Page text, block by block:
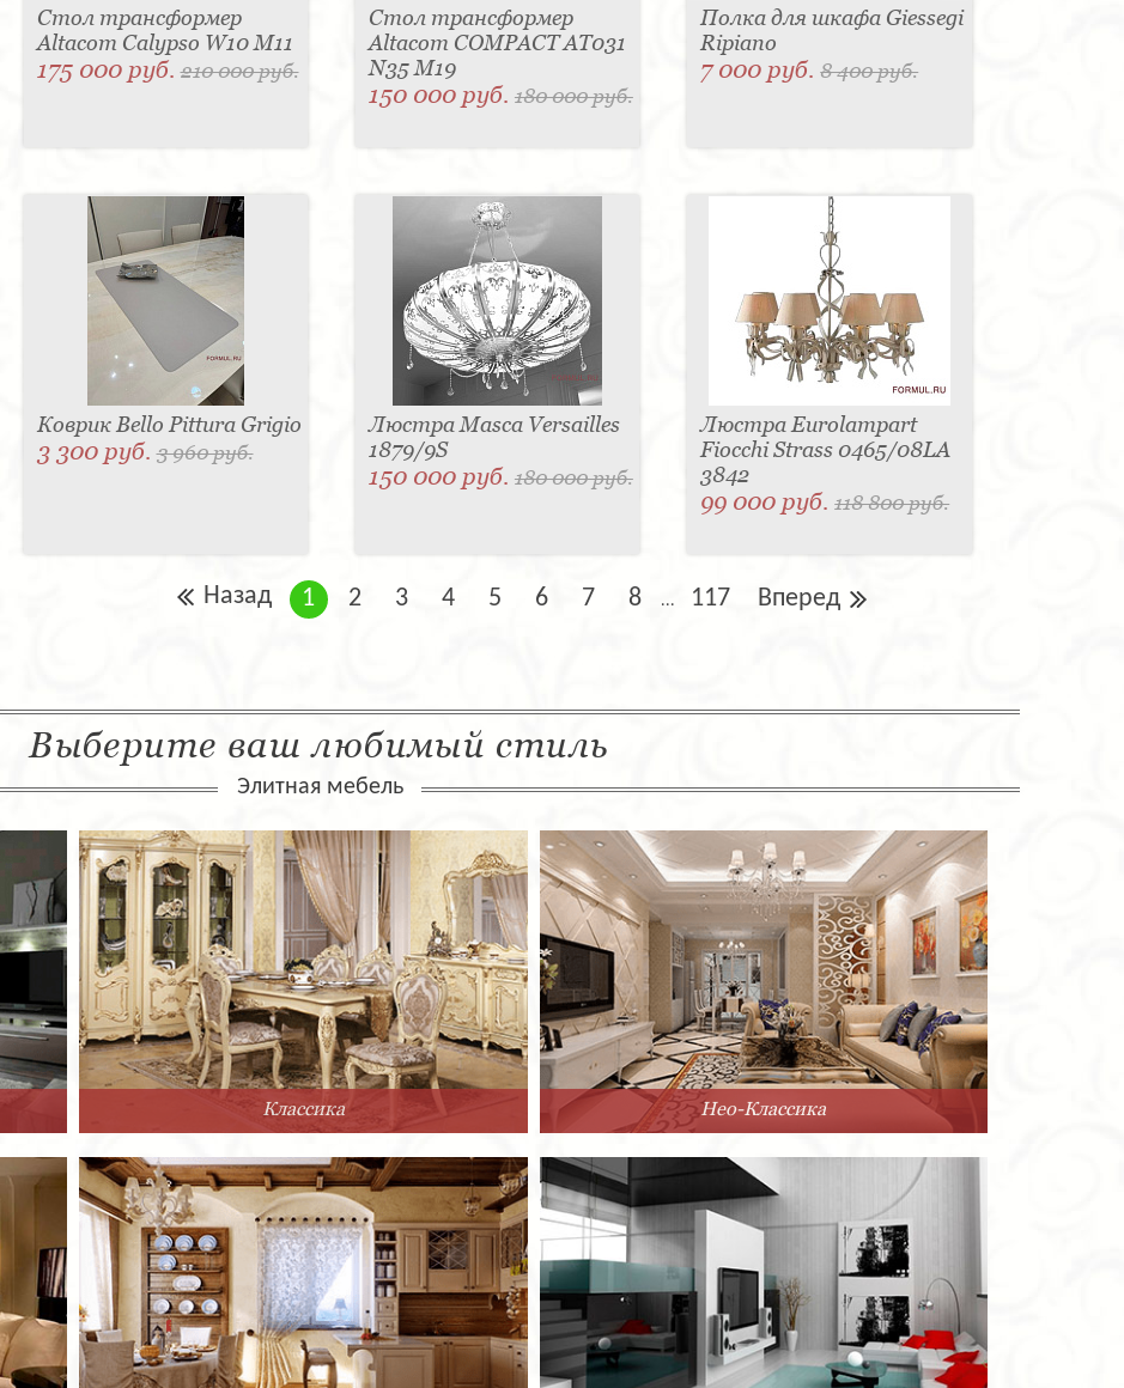
Стол трансформер
Altacom Calypso W10 M11
175 000 руб.210 000 руб.
Стол трансформер
Altacom COMPACT AT031
N35 M19
150 000 руб. 180 000 руб.
Полка для шкафа Giessegi
Ripiano
7 000 руб.8 400 руб.
Коврик Bello Pittura Grigio
3 300 руб.3 960 руб.
Люстра Masca Versailles
1879/9S
150 000 руб. 180 000 руб.
Люстра Eurolampart
Fiocchi Strass 0465/08LA
3842
99 000 руб.118 800 руб.
Назад 1 2 3 4 5 6 7 8 ... 117 Вперед
Выберите ваш любимый стиль
Элитная мебель
Классика Нео-Классика